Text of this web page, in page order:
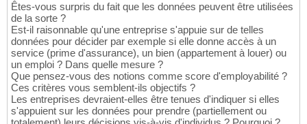
Êtes-vous surpris du fait que les données peuvent être utilisées
de la sorte ?
Est-il raisonnable qu'une entreprise s'appuie sur de telles
données pour décider par exemple si elle donne accès à un
service (prime d'assurance), un bien (appartement à louer) ou
un emploi ? Dans quelle mesure ?
Que pensez-vous des notions comme score d'employabilité ?
Ces critères vous semblent-ils objectifs ?
Les entreprises devraient-elles être tenues d'indiquer si elles
s'appuient sur les données pour prendre (partiellement ou